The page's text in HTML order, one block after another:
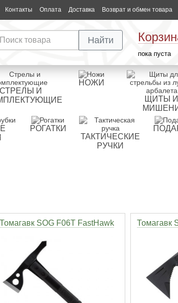
Контакты Оплата Доставка Возврат и обмен товара
пока пуста
Найти
СТРЕЛЫ И
НОЖИ
ЩИТЫ И
РОГАТКИ
ТАКТИЧЕСКИЕ
РУЧКИ
Томагавк SOG F06T FastHawk Томагавк